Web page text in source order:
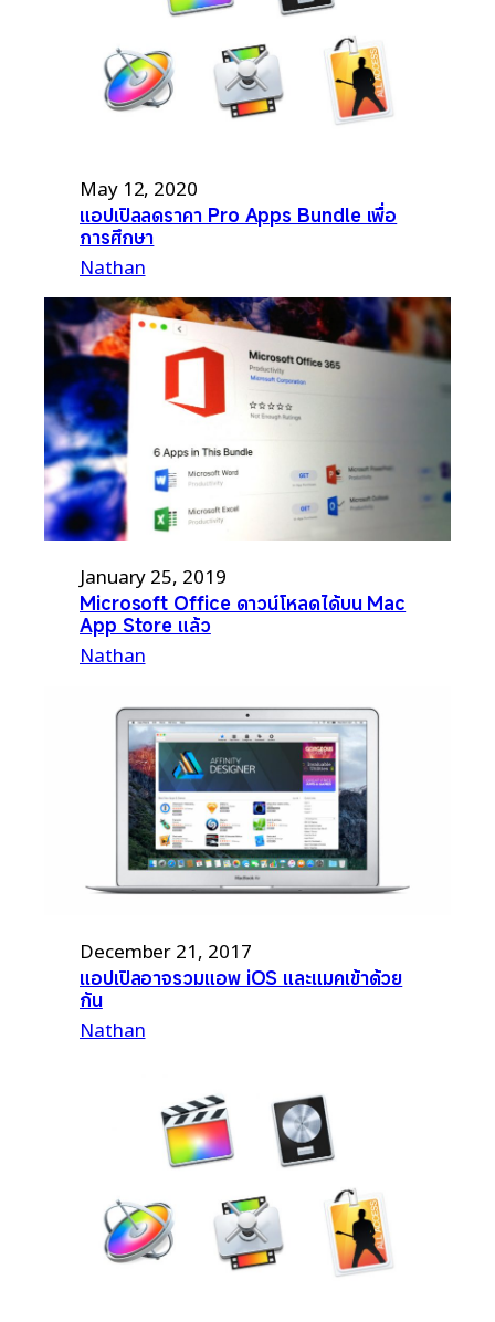
May 12, 2020
แอปเปิลลดราคา Pro Apps Bundle เพื่อ
การศึกษา
Nathan
January 25, 2019
Microsoft Office ดาวน์โหลดได้บน Mac
App Store แล้ว
Nathan
December 21, 2017
แอปเปิลอาจรวมแอพ iOS และแมคเข้าด้วย
กัน
Nathan